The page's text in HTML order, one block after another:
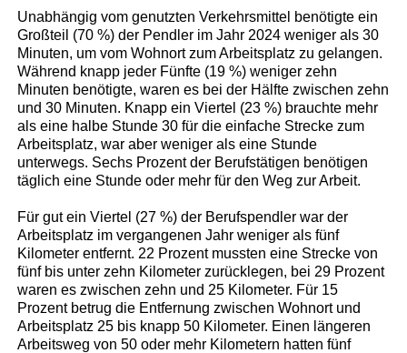
Unabhängig vom genutzten Verkehrsmittel benötigte ein
Großteil (70 %) der Pendler im Jahr 2024 weniger als 30
Minuten, um vom Wohnort zum Arbeitsplatz zu gelangen.
Während knapp jeder Fünfte (19 %) weniger zehn
Minuten benötigte, waren es bei der Hälfte zwischen zehn
und 30 Minuten. Knapp ein Viertel (23 %) brauchte mehr
als eine halbe Stunde 30 für die einfache Strecke zum
Arbeitsplatz, war aber weniger als eine Stunde
unterwegs. Sechs Prozent der Berufstätigen benötigen
täglich eine Stunde oder mehr für den Weg zur Arbeit.
Für gut ein Viertel (27 %) der Berufspendler war der
Arbeitsplatz im vergangenen Jahr weniger als fünf
Kilometer entfernt. 22 Prozent mussten eine Strecke von
fünf bis unter zehn Kilometer zurücklegen, bei 29 Prozent
waren es zwischen zehn und 25 Kilometer. Für 15
Prozent betrug die Entfernung zwischen Wohnort und
Arbeitsplatz 25 bis knapp 50 Kilometer. Einen längeren
Arbeitsweg von 50 oder mehr Kilometern hatten fünf